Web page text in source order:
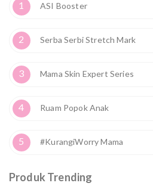
1 ASI Booster
2 Serba Serbi Stretch Mark
3 Mama Skin Expert Series
4 Ruam Popok Anak
5 #KurangiWorry Mama
Produk Trending